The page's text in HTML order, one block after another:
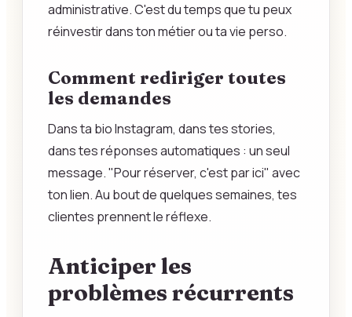
administrative. C'est du temps que tu peux
réinvestir dans ton métier ou ta vie perso.
Comment rediriger toutes
les demandes
Dans ta bio Instagram, dans tes stories,
dans tes réponses automatiques : un seul
message. "Pour réserver, c'est par ici" avec
ton lien. Au bout de quelques semaines, tes
clientes prennent le réflexe.
Anticiper les
problèmes récurrents